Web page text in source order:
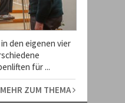
den eigenen vier
für ...
MEHR ZUM THEMA